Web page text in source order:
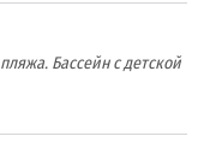
Бассейн с детской